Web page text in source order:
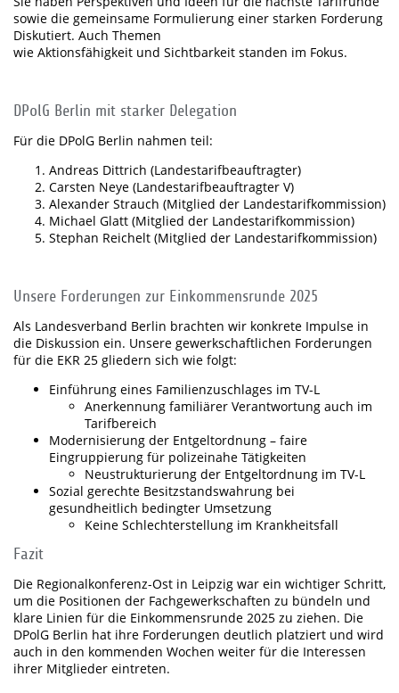
sowie die gemeinsame Formulierung einer starken Forderung
Diskutiert. Auch Themen
wie Aktionsfähigkeit und Sichtbarkeit standen im Fokus.
DPolG Berlin mit starker Delegation
Für die DPolG Berlin nahmen teil:
Andreas Dittrich (Landestarifbeauftragter)
Carsten Neye (Landestarifbeauftragter V)
Alexander Strauch (Mitglied der Landestarifkommission)
Michael Glatt (Mitglied der Landestarifkommission)
Stephan Reichelt (Mitglied der Landestarifkommission)
Unsere Forderungen zur Einkommensrunde 2025
Als Landesverband Berlin brachten wir konkrete Impulse in
die Diskussion ein. Unsere gewerkschaftlichen Forderungen
für die EKR 25 gliedern sich wie folgt:
Einführung eines Familienzuschlages im TV-L
Anerkennung familiärer Verantwortung auch im
Tarifbereich
Modernisierung der Entgeltordnung – faire
Eingruppierung für polizeinahe Tätigkeiten
Neustrukturierung der Entgeltordnung im TV-L
Sozial gerechte Besitzstandswahrung bei
gesundheitlich bedingter Umsetzung
Keine Schlechterstellung im Krankheitsfall
Fazit
Die Regionalkonferenz-Ost in Leipzig war ein wichtiger Schritt,
um die Positionen der Fachgewerkschaften zu bündeln und
klare Linien für die Einkommensrunde 2025 zu ziehen. Die
DPolG Berlin hat ihre Forderungen deutlich platziert und wird
auch in den kommenden Wochen weiter für die Interessen
ihrer Mitglieder eintreten.